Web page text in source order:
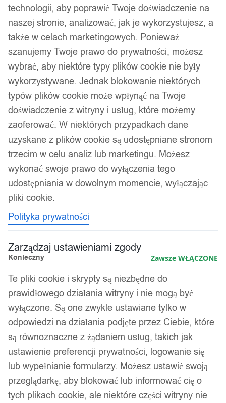
technologii, aby poprawić Twoje doświadczenie na
naszej stronie, analizować, jak je wykorzystujesz, a
także w celach marketingowych. Ponieważ
szanujemy Twoje prawo do prywatności, możesz
wybrać, aby niektóre typy plików cookie nie były
wykorzystywane. Jednak blokowanie niektórych
typów plików cookie może wpłynąć na Twoje
doświadczenie z witryny i usług, które możemy
zaoferować. W niektórych przypadkach dane
uzyskane z plików cookie są udostępniane stronom
trzecim w celu analiz lub marketingu. Możesz
wykonać swoje prawo do wyłączenia tego
udostępniania w dowolnym momencie, wyłączając
pliki cookie.
Polityka prywatności
Zarządzaj ustawieniami zgody
Konieczny Zawsze WŁĄCZONE
Te pliki cookie i skrypty są niezbędne do
prawidłowego działania witryny i nie mogą być
wyłączone. Są one zwykle ustawiane tylko w
odpowiedzi na działania podjęte przez Ciebie, które
są równoznaczne z żądaniem usług, takich jak
ustawienie preferencji prywatności, logowanie się
lub wypełnianie formularzy. Możesz ustawić swoją
przeglądarkę, aby blokować lub informować cię o
tych plikach cookie, ale niektóre części witryny nie